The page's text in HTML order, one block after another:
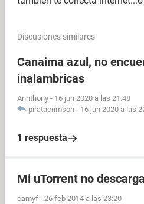
Discusiones similares
Canaima azul, no
inalambricas
Annthony - 16 jun 2020 a las 21:48
piratacrimson - 16 jun 2020 a las
1 respuesta
Mi uTorrent no
camyf - 26 feb 2014 a las 23:20